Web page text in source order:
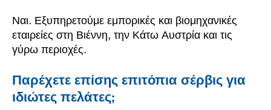
Ναι. Εξυπηρετούμε εμπορικές και βιομηχανικές
εταιρείες στη Βιέννη, την Κάτω Αυστρία και τις
γύρω περιοχές.
Παρέχετε επίσης επιτόπια σέρβις για
ιδιώτες πελάτες;